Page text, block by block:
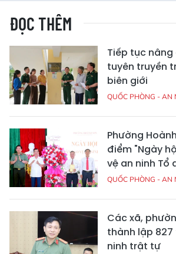
ĐỌC THÊM
Tiếp tục
tuyên truyền
biên giới
QUỐC PHÒNG - AN
Phường
điểm "Ngày
vệ an ninh Tổ
QUỐC PHÒNG - AN
Các xã,
thành lập
ninh trật tự